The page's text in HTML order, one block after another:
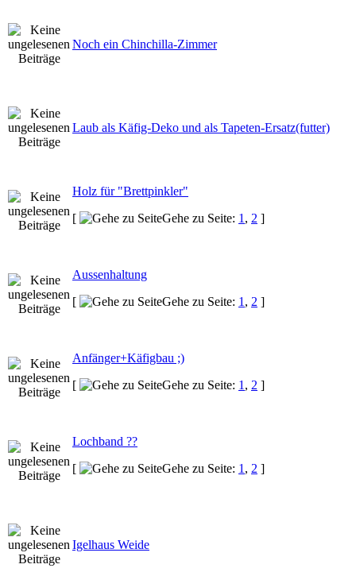
Noch ein Chinchilla-Zimmer
Laub als Käfig-Deko und als Tapeten-Ersatz(futter)
Holz für "Brettpinkler"
[
Gehe zu Seite: 1 , 2 ]
Aussenhaltung
[
Gehe zu Seite: 1 , 2 ]
Anfänger+Käfigbau ;)
[
Gehe zu Seite: 1 , 2 ]
Lochband ??
[
Gehe zu Seite: 1 , 2 ]
Igelhaus Weide